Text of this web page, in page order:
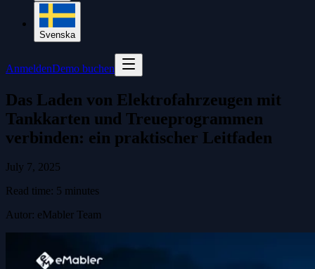
Svenska
AnmeldenDemo buchen
Das Laden von Elektrofahrzeugen mit
Tankkarten und Treueprogrammen
verbinden: ein praktischer Leitfaden
July 7, 2025
Read time: 5 minutes
Autor: eMabler Team